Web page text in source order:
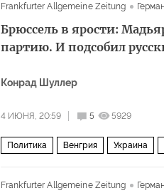
Frankfurter Allgemeine Zeitung
Брюссель в ярости:
партию. И подсобил
Конрад Шуллер
4 ИЮНЯ, 20:59 5 5929
Политика Венгрия Украина
Frankfurter Allgemeine Zeitung